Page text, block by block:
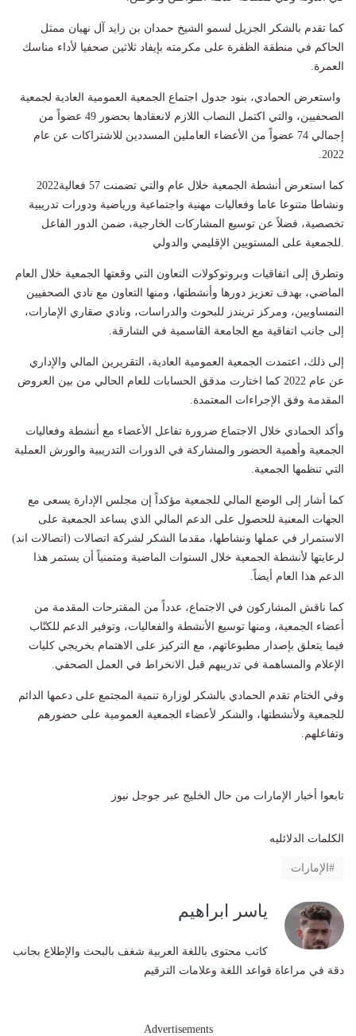
كما تقدم بالشكر الجزيل لسمو الشيخ حمدان بن زايد آل نهيان ممثل
الحاكم في منطقة الظفرة على مكرمته بإيفاد ثلاثين صحفيا لأداء مناسك
العمرة.
واستعرض الحمادي، بنود جدول اجتماع الجمعية العمومية العادية لجمعية
الصحفيين، والتي اكتمل النصاب اللازم لانعقادها بحضور 49 عضواً من
إجمالي 74 عضواً من الأعضاء العاملين المسددين للاشتراكات عن عام
2022.
كما استعرض أنشطة الجمعية خلال عام 2022‪والتي تضمنت 57 فعالية
ونشاطا متنوعا عاما وفعاليات مهنية واجتماعية ورياضية ودورات تدريبية
تخصصية، فضلاً عن توسيع المشاركات الخارجية، ضمن الدور الفاعل
للجمعية على المستويين الإقليمي والدولي. ‬‬‬
وتطرق إلى اتفاقيات وبروتوكولات التعاون التي وقعتها الجمعية خلال العام
الماضي، بهدف تعزيز دورها وأنشطتها، ومنها التعاون مع نادي الصحفيين
النمساويين، ومركز تريندز للبحوث والدراسات، ونادي صقاري الإمارات،
إلى جانب اتفاقية مع الجامعة القاسمية في الشارقة.
إلى ذلك، اعتمدت الجمعية العمومية العادية، التقريرين المالي والإداري
عن عام 2022 كما اختارت مدقق الحسابات للعام الحالي من بين العروض
المقدمة وفق الإجراءات المعتمدة. ‬‬‬
وأكد الحمادي خلال الاجتماع ضرورة تفاعل الأعضاء مع أنشطة وفعاليات
الجمعية وأهمية الحضور والمشاركة في الدورات التدريبية والورش العملية
التي تنظمها الجمعية.
كما أشار إلى الوضع المالي للجمعية مؤكداً إن مجلس الإدارة يسعى مع
الجهات المعنية للحصول على الدعم المالي الذي يساعد الجمعية على
الاستمرار في عملها ونشاطها، مقدما الشكر لشركة اتصالات (اتصالات اند)
لرعايتها لأنشطة الجمعية خلال السنوات الماضية ومتمنياً أن يستمر هذا
الدعم هذا العام أيضاً.
كما ناقش المشاركون في الاجتماع، عدداً من المقترحات المقدمة من
أعضاء الجمعية، ومنها توسيع الأنشطة والفعاليات، وتوفير الدعم للكتّاب
فيما يتعلق بإصدار مطبوعاتهم، مع التركيز على الاهتمام بخريجي كليات
الإعلام والمساهمة في تدريبهم قبل الانخراط في العمل الصحفي.
وفي الختام تقدم الحمادي بالشكر لوزارة تنمية المجتمع على دعمها الدائم
للجمعية ولأنشطتها، والشكر لأعضاء الجمعية العمومية على حضورهم
وتفاعلهم.
تابعوا أخبار الإمارات من حال الخليج عبر جوجل نيوز
الكلمات الدلائليه
الإمارات
ياسر ابراهيم
كاتب محتوى باللغة العربية شغف بالبحث والإطلاع بجانب
دقة في مراعاة قواعد اللغة وعلامات الترقيم
Advertisements